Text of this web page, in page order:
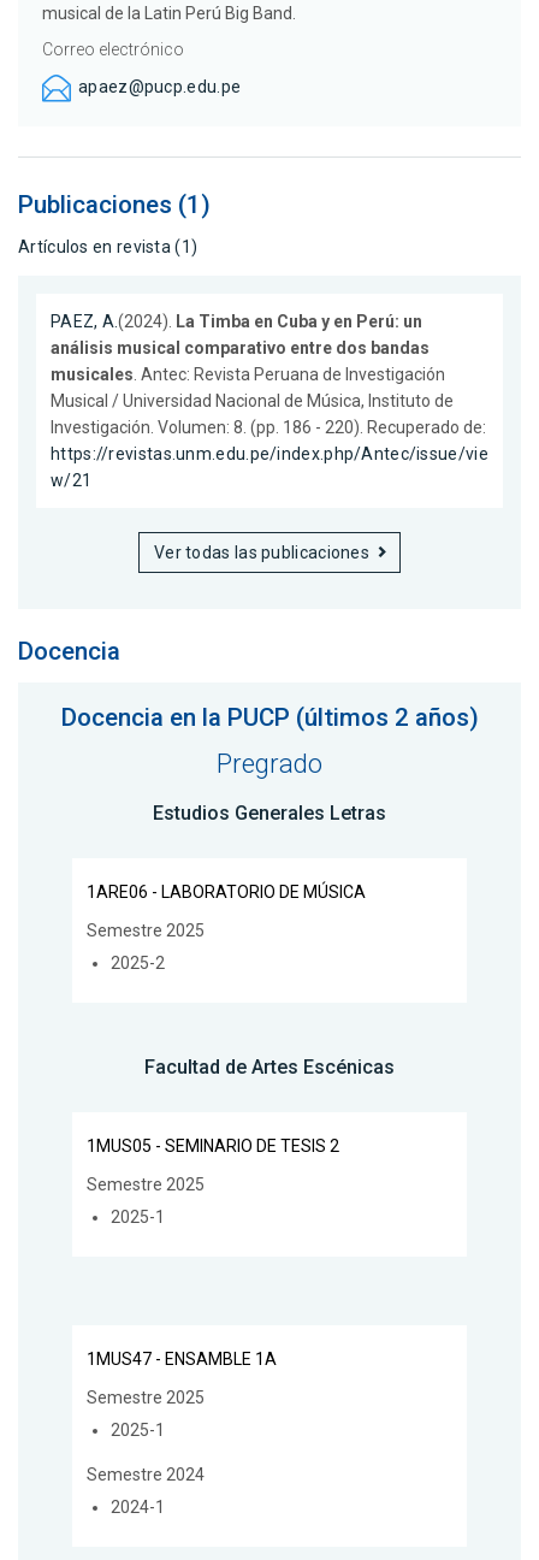
musical de la Latin Perú Big Band.
Correo electrónico
apaez@pucp.edu.pe
Publicaciones (1)
Artículos en revista (1)
PAEZ, A.(2024).
La Timba en Cuba y en Perú: un
análisis musical comparativo entre dos bandas
musicales . Antec: Revista Peruana de Investigación
Musical / Universidad Nacional de Música, Instituto de
Investigación. Volumen: 8. (pp. 186 - 220). Recuperado de:
https://revistas.unm.edu.pe/index.php/Antec/issue/vie
w/21
Ver todas las publicaciones
Docencia
Docencia en la PUCP (últimos 2 años)
Pregrado
Estudios Generales Letras
1ARE06 - LABORATORIO DE MÚSICA
Semestre 2025
2025-2
Facultad de Artes Escénicas
1MUS05 - SEMINARIO DE TESIS 2
Semestre 2025
2025-1
1MUS47 - ENSAMBLE 1A
Semestre 2025
2025-1
Semestre 2024
2024-1